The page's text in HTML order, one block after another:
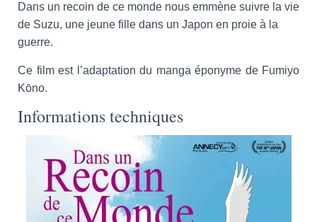
Dans un recoin de ce monde nous emmène suivre la vie
de Suzu, une jeune fille dans un Japon en proie à la
guerre.
Ce film est l’adaptation du manga éponyme de Fumiyo
Kōno.
Informations techniques